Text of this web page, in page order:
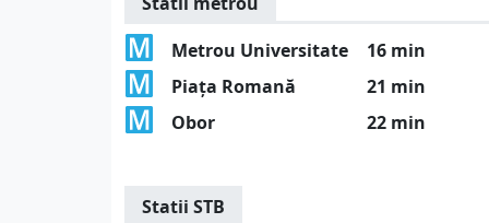
Metrou Universitate
16 min
Piața Romană
21 min
Obor
22 min
Statii STB